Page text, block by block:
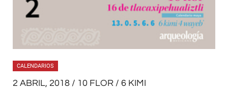
CALENDARIOS
2 ABRIL, 2018 / 10 FLOR / 6 KIMI